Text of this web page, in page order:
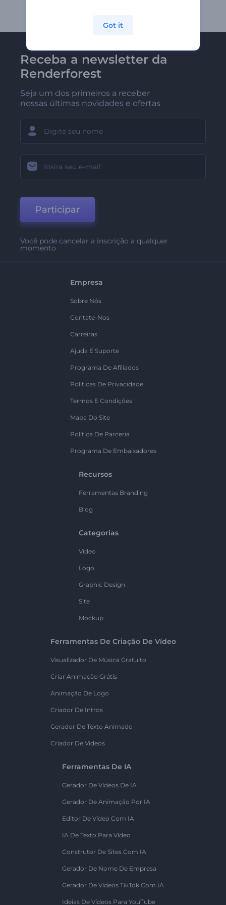
Receba a newsletter da
Renderforest
Seja um dos primeiros a receber
nossas últimas novidades e ofertas
Participar
Você pode cancelar a inscrição a qualquer
momento
Empresa
Sobre Nós
Contate-Nos
Carreiras
Ajuda E Suporte
Programa De Afiliados
Políticas De Privacidade
Termos E Condições
Mapa Do Site
Política De Parceria
Programa De Embaixadores
Recursos
Ferramentas Branding
Blog
Categorias
Vídeo
Logo
Graphic Design
Site
Mockup
Ferramentas De Criação De Vídeo
Visualizador De Música Gratuito
Criar Animação Grátis
Animação De Logo
Criador De Intros
Gerador De Texto Animado
Criador De Vídeos
Ferramentas De IA
Gerador De Vídeos De IA
Gerador De Animação Por IA
Editor De Vídeo Com IA
IA De Texto Para Vídeo
Construtor De Sites Com IA
Gerador De Nome De Empresa
Gerador De Vídeos TikTok Com IA
Ideias De Vídeos Para YouTube
Got it